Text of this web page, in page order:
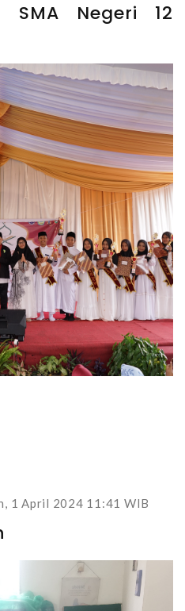
SMA Negeri 12
1 April 2024 11:41 WIB